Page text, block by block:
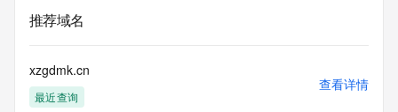
推荐域名
xzgdmk.cn
最近查询
查看详情